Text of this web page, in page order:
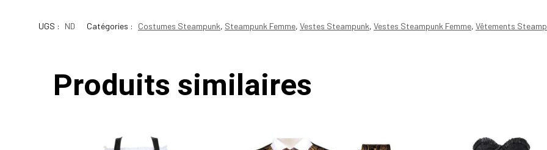
UGS : ND Catégories : Costumes Steampunk, Steampunk Femme, Vestes Steampunk, Vestes Steampunk Femme, Vêtements
Produits similaires